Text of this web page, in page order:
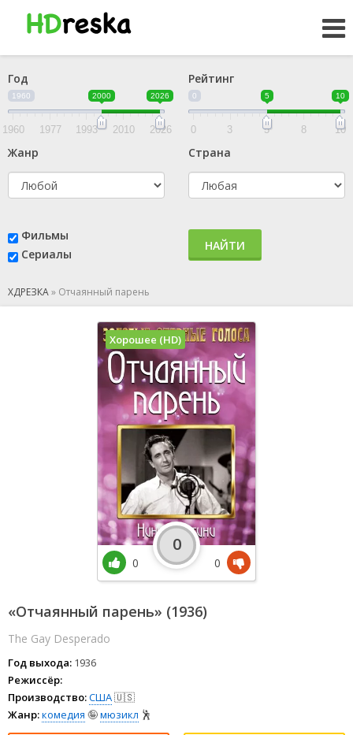
Год
1960 2000 2026
1960 1977 1993 2010 2026
Рейтинг
0 5 10
0 3 5 8 10
Жанр Страна
Фильмы
Сериалы
НАЙТИ
ХДРЕЗКА» Отчаянный парень
«Отчаянный парень» (1936)
The Gay Desperado
Год выхода: 1936
Режиссёр:
Производство:США🇺🇸
Жанр:комедия 🤪мюзикл 🕺
Хорошее (HD)
0
0
0